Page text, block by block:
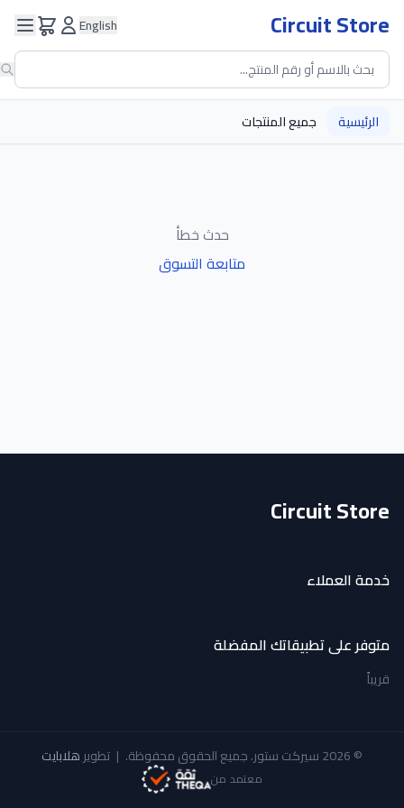
Circuit Store
English
الرئيسية جميع المنتجات
حدث خطأ
متابعة التسوق
Circuit Store
خدمة العملاء
متوفر على تطبيقاتك المفضلة
قريباً
© 2026 سيركت ستور. جميع الحقوق محفوظة. | تطويرهلابايت
معتمد من